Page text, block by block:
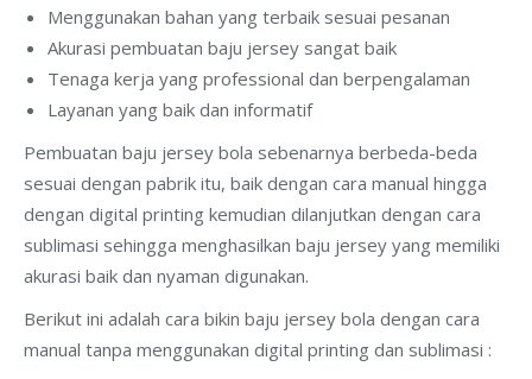
Menggunakan bahan yang terbaik sesuai pesanan
Akurasi pembuatan baju jersey sangat baik
Tenaga kerja yang professional dan berpengalaman
Layanan yang baik dan informatif
Pembuatan baju jersey bola sebenarnya berbeda-beda
sesuai dengan pabrik itu, baik dengan cara manual hingga
dengan digital printing kemudian dilanjutkan dengan cara
sublimasi sehingga menghasilkan baju jersey yang memiliki
akurasi baik dan nyaman digunakan.
Berikut ini adalah cara bikin baju jersey bola dengan cara
manual tanpa menggunakan digital printing dan sublimasi :